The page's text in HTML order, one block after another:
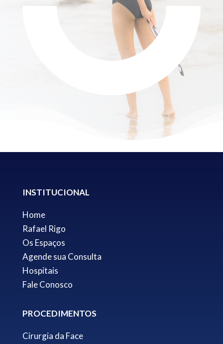
INSTITUCIONAL
Home
Rafael Rigo
Os Espaços
Agende sua Consulta
Hospitais
Fale Conosco
PROCEDIMENTOS
Cirurgia da Face